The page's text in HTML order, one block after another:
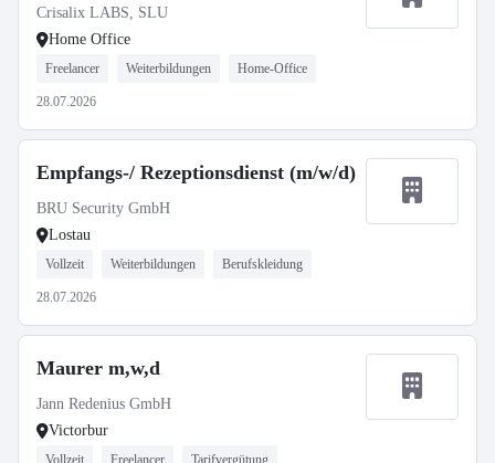
Crisalix LABS, SLU
Home Office
Freelancer Weiterbildungen Home-Office
28.07.2026
Empfangs-/ Rezeptionsdienst (m/w/d)
BRU Security GmbH
Lostau
Vollzeit Weiterbildungen Berufskleidung
28.07.2026
Maurer m,w,d
Jann Redenius GmbH
Victorbur
Vollzeit Freelancer Tarifvergütung